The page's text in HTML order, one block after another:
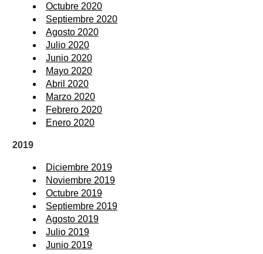
Octubre 2020
Septiembre 2020
Agosto 2020
Julio 2020
Junio 2020
Mayo 2020
Abril 2020
Marzo 2020
Febrero 2020
Enero 2020
2019
Diciembre 2019
Noviembre 2019
Octubre 2019
Septiembre 2019
Agosto 2019
Julio 2019
Junio 2019